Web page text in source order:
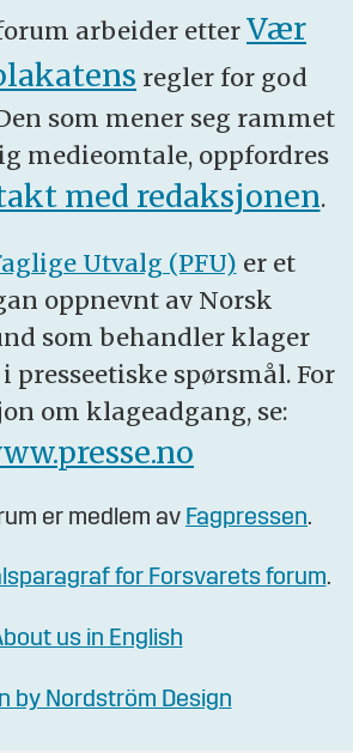
arbeider etter Vær
regler for god
som mener seg rammet
medieomtale, oppfordres
med redaksjonen.
Utvalg (PFU) er et
oppnevnt av Norsk
som behandler klager
presseetiske spørsmål. For
om klageadgang, se:
er medlem av Fagpressen.
for Forsvarets forum.
us in English
by Nordström Design